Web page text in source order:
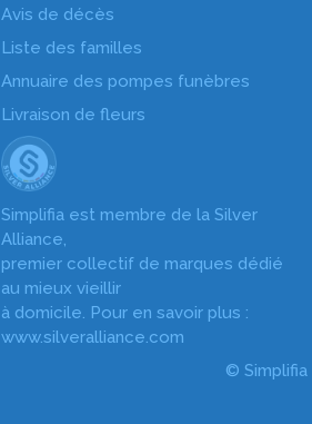
Avis de décès
Liste des familles
Annuaire des pompes funèbres
Livraison de fleurs
Simplifia est membre de la Silver
Alliance,
premier collectif de marques dédié
au mieux vieillir
à domicile. Pour en savoir plus :
www.silveralliance.com
©